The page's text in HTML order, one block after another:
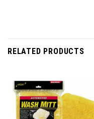
RELATED PRODUCTS